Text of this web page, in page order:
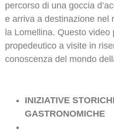
percorso di una goccia
e arriva a destinazione nel
la Lomellina. Questo video
propedeutico a visite in
conoscenza del mondo
INIZIATIVE
GASTRONOMICHE